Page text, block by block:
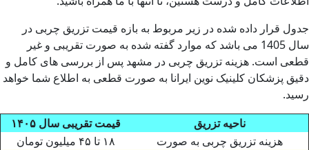
جدول قرار داده شده در زیر مربوط به بازه قیمت تزریق چربی در
سال 1405 می باشد که موارد گفته شده به صورت تقریبی و غیر
قطعی است. هزینه تزریق چربی در مشهد پس از بررسی های کامل و
دقیق پزشکان کلینیک نوین ایرانا به صورت قطعی به اطلاع شما خواهد
رسید.
ناحیه تزریق
قیمت تقریبی سال ۱۴۰۵
هزینه تزریق چربی به صورت
۱۸ تا ۴۵ میلیون تومان